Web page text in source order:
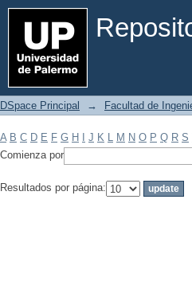
Filtrar por: Materia
DSpace Principal → Facultad de
A B C D E F G H J K L M N O P Q R S
Comienza por
Resultados por página: